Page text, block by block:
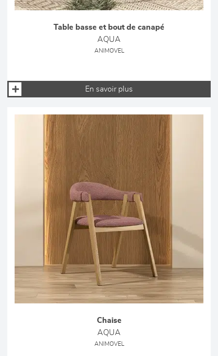
Table basse et bout de canapé
AQUA
ANIMOVEL
En savoir plus
Chaise
AQUA
ANIMOVEL